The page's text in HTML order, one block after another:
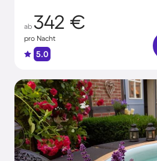
ab 342 €
pro Nacht
5.0